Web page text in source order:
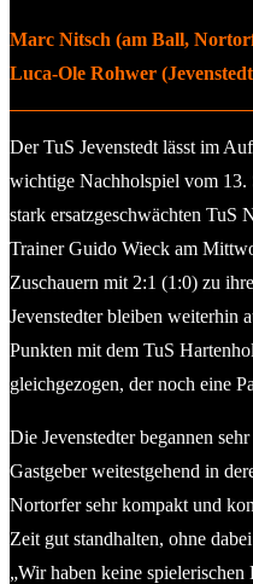
Marc Nitsch (am Ball,
Luca-Ole Rohwer
Der TuS Jevenstedt lässt im
wichtige Nachholspiel vom 13.
stark ersatzgeschwächten TuS
Trainer Guido Wieck am
Zuschauern mit 2:1 (1:0) zu
Jevenstedter bleiben weiterhin
Punkten mit dem TuS
gleichgezogen, der noch eine
Die Jevenstedter begannen
Gastgeber weitestgehend in
Nortorfer sehr kompakt und
Zeit gut standhalten, ohne
„Wir haben keine